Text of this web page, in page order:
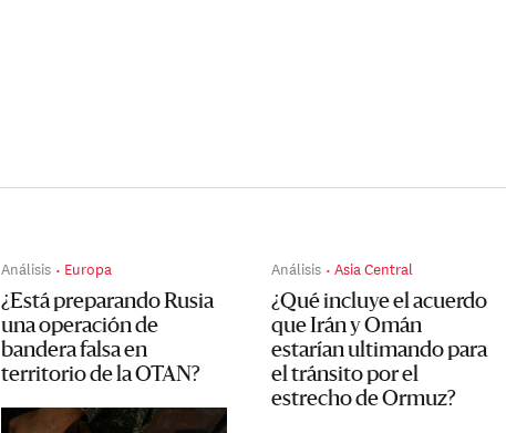
Análisis Europa
¿Está preparando Rusia
una operación de
bandera falsa en
territorio de la OTAN?
Análisis Asia Central
¿Qué incluye el acuerdo
que Irán y Omán
estarían ultimando para
el tránsito por el
estrecho de Ormuz?